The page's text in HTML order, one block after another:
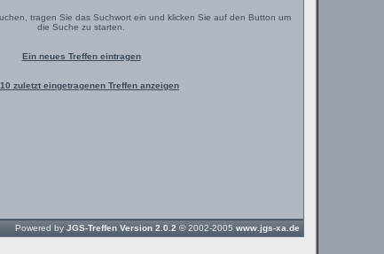
tragen Sie das Suchwort ein und klicken Sie auf den Button um
die Suche zu starten.
Ein neues Treffen eintragen
zuletzt eingetragenen Treffen anzeigen
Powered by JGS-Treffen Version 2.0.2 © 2002-2005 www.jgs-xa.de